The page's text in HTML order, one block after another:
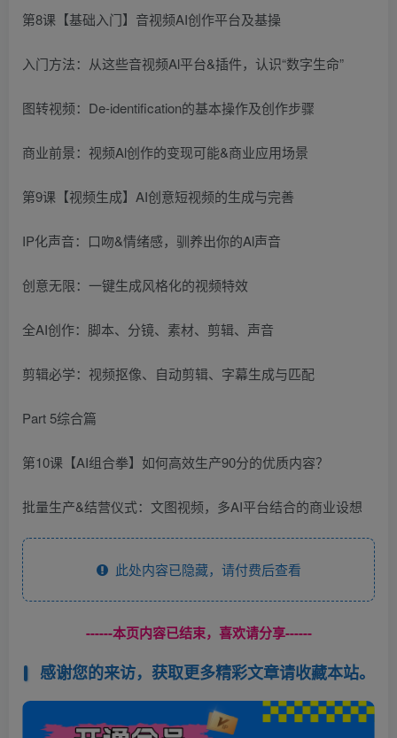
第8课【基础入门】音视频AI创作平台及基操
入门方法：从这些音视频Al平台&插件，认识“数字生命”
图转视频：De-identification的基本操作及创作步骤
商业前景：视频Al创作的变现可能&商业应用场景
第9课【视频生成】AI创意短视频的生成与完善
IP化声音：口吻&情绪感，驯养出你的Al声音
创意无限：一键生成风格化的视频特效
全AI创作：脚本、分镜、素材、剪辑、声音
剪辑必学：视频抠像、自动剪辑、字幕生成与匹配
Part 5综合篇
第10课【AI组合拳】如何高效生产90分的优质内容？
批量生产&结营仪式：文图视频，多AI平台结合的商业设想
此处内容已隐藏，请付费后查看
------本页内容已结束，喜欢请分享------
感谢您的来访，获取更多精彩文章请收藏本站。